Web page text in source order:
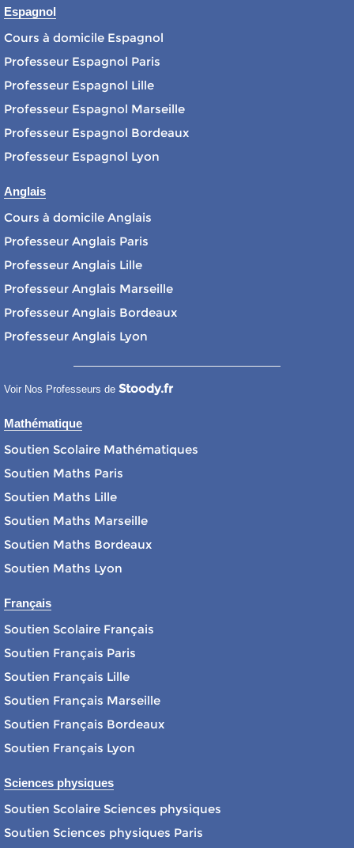
Espagnol
Cours à domicile Espagnol
Professeur Espagnol Paris
Professeur Espagnol Lille
Professeur Espagnol Marseille
Professeur Espagnol Bordeaux
Professeur Espagnol Lyon
Anglais
Cours à domicile Anglais
Professeur Anglais Paris
Professeur Anglais Lille
Professeur Anglais Marseille
Professeur Anglais Bordeaux
Professeur Anglais Lyon
Voir Nos Professeurs de Stoody.fr
Mathématique
Soutien Scolaire Mathématiques
Soutien Maths Paris
Soutien Maths Lille
Soutien Maths Marseille
Soutien Maths Bordeaux
Soutien Maths Lyon
Français
Soutien Scolaire Français
Soutien Français Paris
Soutien Français Lille
Soutien Français Marseille
Soutien Français Bordeaux
Soutien Français Lyon
Sciences physiques
Soutien Scolaire Sciences physiques
Soutien Sciences physiques Paris